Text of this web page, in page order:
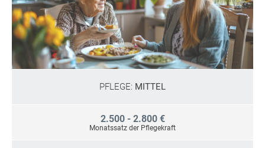
PFLEGE: MITTEL
2.500 - 2.800 €
Monatssatz der Pflegekraft